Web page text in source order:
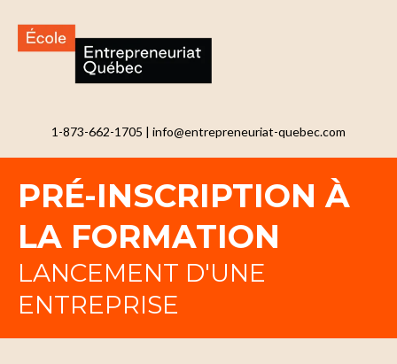
1-873-662-1705 | info@entrepreneuriat-quebec.com
PRÉ-INSCRIPTION À
LA FORMATION
LANCEMENT D'UNE
ENTREPRISE